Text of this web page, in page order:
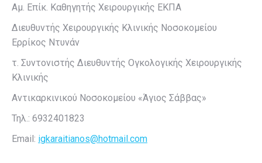
Αμ. Επίκ. Καθηγητής Χειρουργικής ΕΚΠΑ
Διευθυντής Χειρουργικής Κλινικής Νοσοκομείου
Ερρίκος Ντυνάν
τ. Συντονιστής Διευθυντής Ογκολογικής Χειρουργικής
Κλινικής
Αντικαρκινικού Νοσοκομείου «Άγιος Σάββας»
Τηλ.: 6932401823
Email: igkaraitianos@hotmail.com